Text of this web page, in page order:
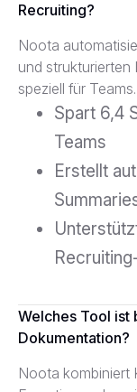
Recruiting?
Noota
und
speziell für Teams.
Spart 6,4
Teams
Erstellt
Welches Tool ist
Dokumentation?
Noota kombiniert